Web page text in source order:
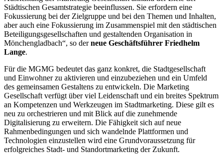
Städtischen Gesamtstrategie beeinflussen. Sie erfordern eine
Fokussierung bei der Zielgruppe und bei den Themen und Inhalten,
aber auch eine Fokussierung im Zusammenspiel mit den städtischen
Beteiligungsgesellschaften und gestaltenden Organisation in
Mönchengladbach“, so derneue Geschäftsführer Friedhelm
Lange.
Für die MGMG bedeutet das ganz konkret, die Stadtgesellschaft
und Einwohner zu aktivieren und einzubeziehen und ein Umfeld
des gemeinsamen Gestaltens zu entwickeln. Die Marketing
Gesellschaft verfügt über viel Leidenschaft und ein breites Spektrum
an Kompetenzen und Werkzeugen im Stadtmarketing. Diese gilt es
neu zu orchestrieren und mit Blick auf die zunehmende
Digitalisierung zu erweitern. Die Fähigkeit sich auf neue
Rahmenbedingungen und sich wandelnde Plattformen und
Technologien einzustellen wird eine Grundvoraussetzung für
erfolgreiches Stadt- und Standortmarketing der Zukunft.